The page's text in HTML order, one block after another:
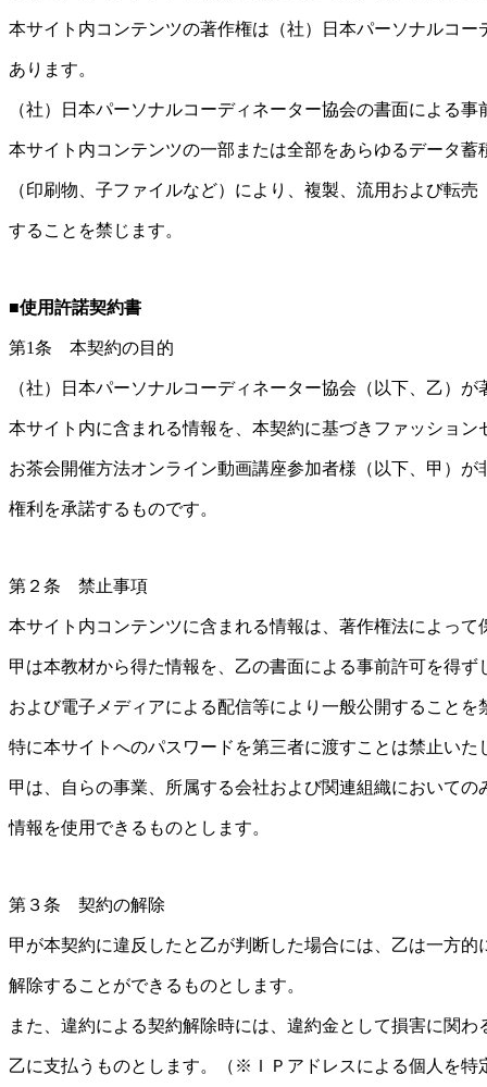
本サイト内コンテンツの著作権は（社）日本パーソナルコー
あります。
（社）日本パーソナルコーディネーター協会の書面による事
本サイト内コンテンツの一部または全部をあらゆるデータ蓄
（印刷物、子ファイルなど）により、複製、流用および転
することを禁じます。
■使用許諾契約書
第1条 本契約の目的
（社）日本パーソナルコーディネーター協会（以下、乙）が
本サイト内に含まれる情報を、本契約に基づきファッション
お茶会開催方法オンライン動画講座参加者様（以下、甲）が
権利を承諾するものです。
第２条 禁止事項
本サイト内コンテンツに含まれる情報は、著作権法によって
甲は本教材から得た情報を、乙の書面による事前許可を得ず
および電子メディアによる配信等により一般公開することを
特に本サイトへのパスワードを第三者に渡すことは禁止いた
甲は、自らの事業、所属する会社および関連組織においての
情報を使用できるものとします。
第３条 契約の解除
甲が本契約に違反したと乙が判断した場合には、乙は一方的
解除することができるものとします。
また、違約による契約解除時には、違約金として損害に関わ
乙に支払うものとします。（※ＩＰアドレスによる個人を特